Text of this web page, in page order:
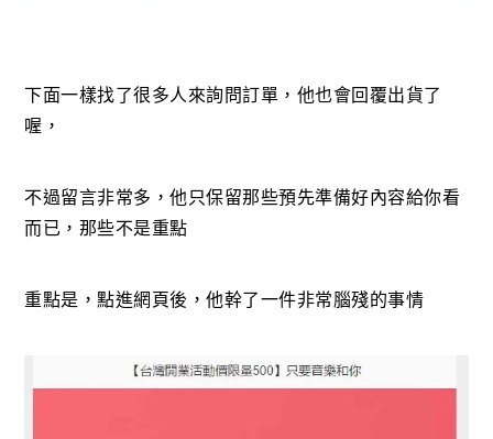
下面一樣找了很多人來詢問訂單，他也會回覆出貨了
喔，
不過留言非常多，他只保留那些預先準備好內容給你看
而已，那些不是重點
重點是，點進網頁後，他幹了一件非常腦殘的事情